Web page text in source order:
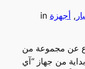
in , أجهزة
عن مجموعة من
بداية من جهاز “آي